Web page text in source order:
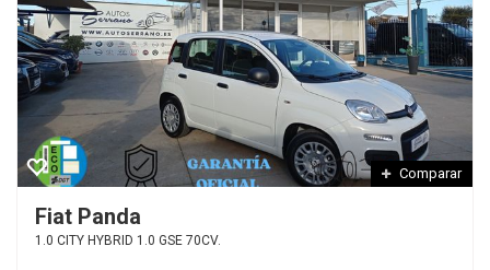
Comparar
Fiat Panda
1.0 CITY HYBRID 1.0 GSE 70CV.